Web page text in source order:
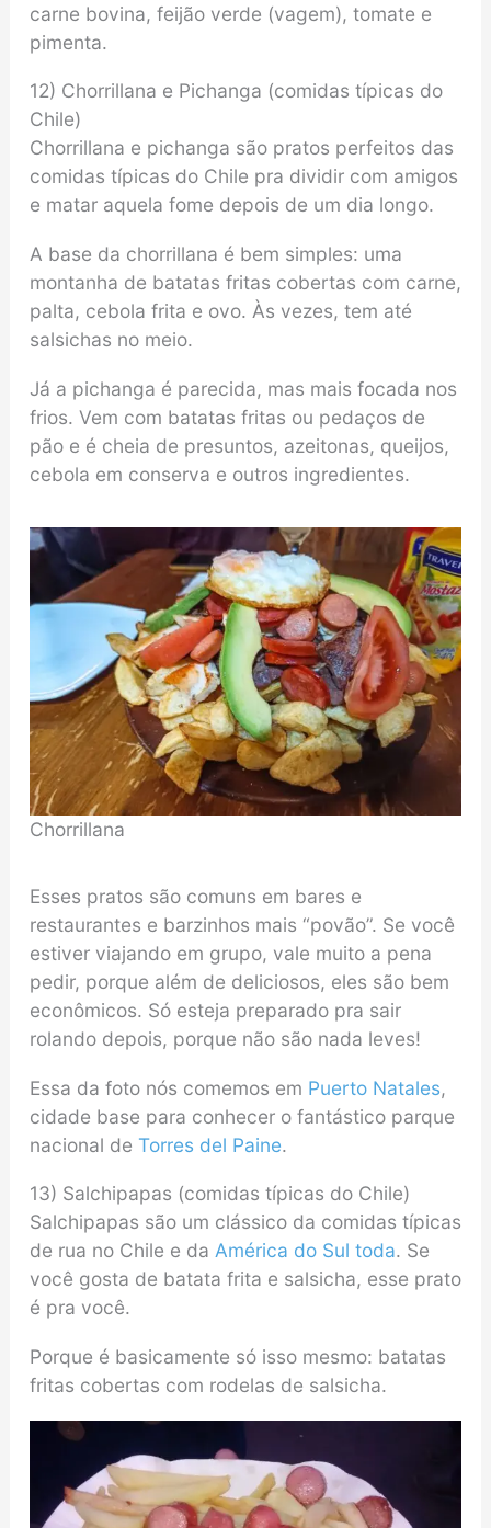
carne bovina, feijão verde (vagem), tomate e
pimenta.
12) Chorrillana e Pichanga (comidas típicas do
Chile)
Chorrillana e pichanga são pratos perfeitos das
comidas típicas do Chile pra dividir com amigos
e matar aquela fome depois de um dia longo.
A base da chorrillana é bem simples: uma
montanha de batatas fritas cobertas com carne,
palta, cebola frita e ovo. Às vezes, tem até
salsichas no meio.
Já a pichanga é parecida, mas mais focada nos
frios. Vem com batatas fritas ou pedaços de
pão e é cheia de presuntos, azeitonas, queijos,
cebola em conserva e outros ingredientes.
Chorrillana
Esses pratos são comuns em bares e
restaurantes e barzinhos mais “povão”. Se você
estiver viajando em grupo, vale muito a pena
pedir, porque além de deliciosos, eles são bem
econômicos. Só esteja preparado pra sair
rolando depois, porque não são nada leves!
Essa da foto nós comemos em Puerto Natales,
cidade base para conhecer o fantástico parque
nacional de Torres del Paine.
13) Salchipapas (comidas típicas do Chile)
Salchipapas são um clássico da comidas típicas
de rua no Chile e da América do Sul toda. Se
você gosta de batata frita e salsicha, esse prato
é pra você.
Porque é basicamente só isso mesmo: batatas
fritas cobertas com rodelas de salsicha.